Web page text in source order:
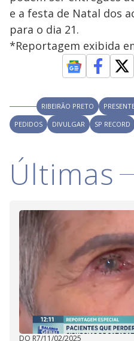
e a festa de Natal dos
para o dia 21.
*Reportagem exibida
RIBEIRÃO PRETO
PEDIDOS
DIVULGAR SP RECORD
Últimas
DO R7/11/02/2025